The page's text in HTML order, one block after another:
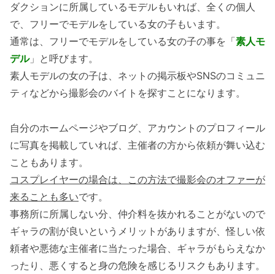
ダクションに所属しているモデルもいれば、全くの個人
で、フリーでモデルをしている女の子もいます。
通常は、フリーでモデルをしている女の子の事を「素人モ
デル」と呼びます。
素人モデルの女の子は、ネットの掲示板やSNSのコミュニ
ティなどから撮影会のバイトを探すことになります。
自分のホームページやブログ、アカウントのプロフィール
に写真を掲載していれば、主催者の方から依頼が舞い込む
こともあります。
コスプレイヤーの場合は、この方法で撮影会のオファーが
来ることも多いです。
事務所に所属しない分、仲介料を抜かれることがないので
ギャラの割が良いというメリットがありますが、怪しい依
頼者や悪徳な主催者に当たった場合、ギャラがもらえなか
ったり、悪くすると身の危険を感じるリスクもあります。